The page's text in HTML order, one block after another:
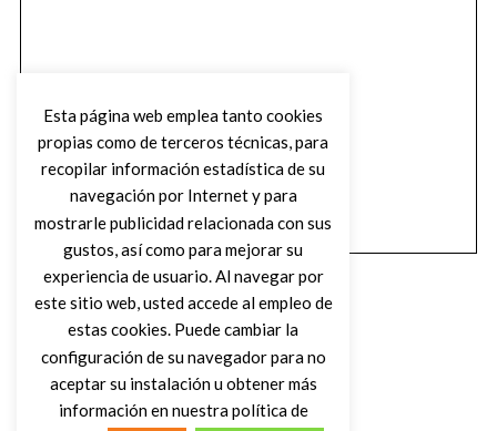
Esta página web emplea tanto cookies
propias como de terceros técnicas, para
recopilar información estadística de su
navegación por Internet y para
mostrarle publicidad relacionada con sus
gustos, así como para mejorar su
experiencia de usuario. Al navegar por
este sitio web, usted accede al empleo de
estas cookies. Puede cambiar la
configuración de su navegador para no
aceptar su instalación u obtener más
información en nuestra política de